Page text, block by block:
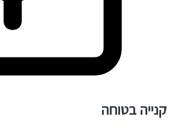
קנייה בטוחה